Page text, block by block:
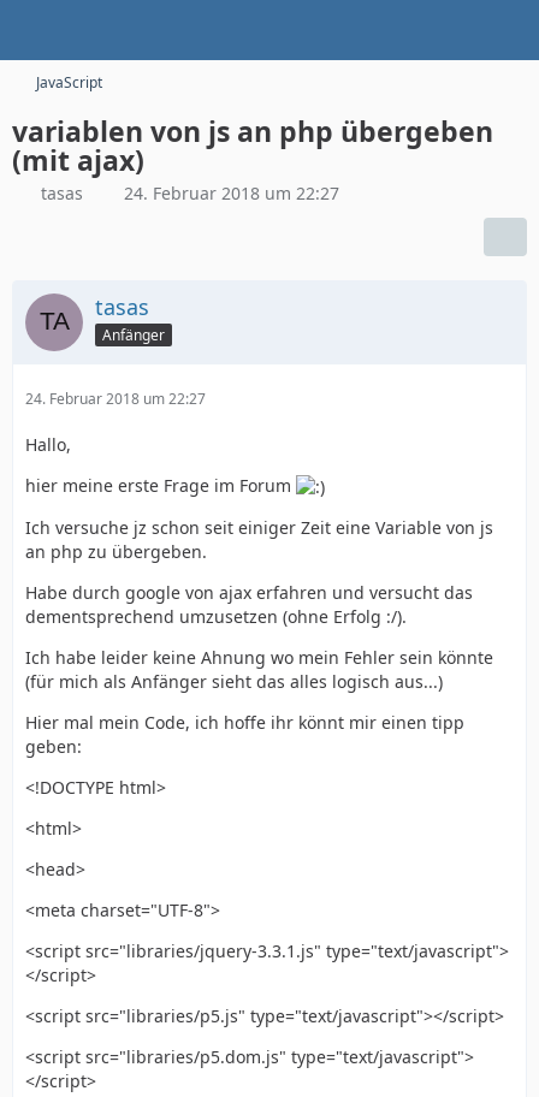
JavaScript
variablen von js an php übergeben
(mit ajax)
tasas 24. Februar 2018 um 22:27
tasas
Anfänger
24. Februar 2018 um 22:27
Hallo,
hier meine erste Frage im Forum
Ich versuche jz schon seit einiger Zeit eine Variable von js
an php zu übergeben.
Habe durch google von ajax erfahren und versucht das
dementsprechend umzusetzen (ohne Erfolg :/).
Ich habe leider keine Ahnung wo mein Fehler sein könnte
(für mich als Anfänger sieht das alles logisch aus...)
Hier mal mein Code, ich hoffe ihr könnt mir einen tipp
geben:
<!DOCTYPE html>
<html>
<head>
<meta charset="UTF-8">
<script src="libraries/jquery-3.3.1.js" type="text/javascript">
</script>
<script src="libraries/p5.js" type="text/javascript"></script>
<script src="libraries/p5.dom.js" type="text/javascript">
</script>